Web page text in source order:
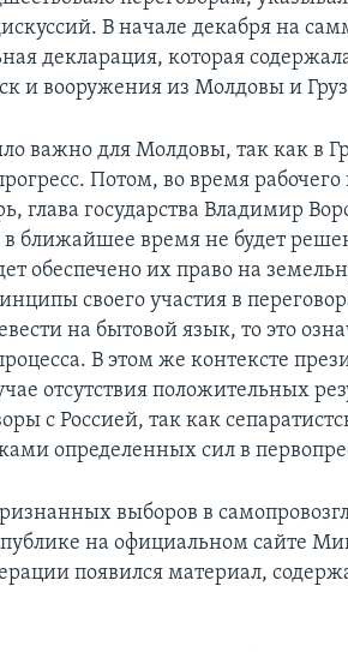
В начале декабря на
декларация, которая
и вооружения из Молдовы и
важно для Молдовы, так как в
Потом, во время
глава государства Владимир
в ближайшее время не будет
обеспечено их право на
своего участия в
на бытовой язык, то это
В этом же контексте
отсутствия положительных
с Россией, так как
определенных сил в
выборов в
на официальном сайте
появился материал,